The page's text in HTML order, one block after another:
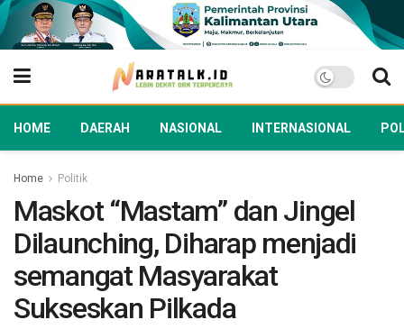
HOME DAERAH NASIONAL INTERNASIONAL
Home Politik
Maskot “Mastam” dan Jingel
Dilaunching, Diharap menjadi
semangat Masyarakat
Sukseskan Pilkada